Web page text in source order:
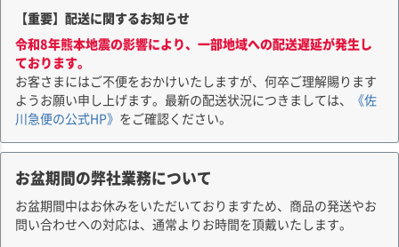
【重要】配送に関するお知らせ
令和8年熊本地震の影響により、一部地域への配送遅延が発生し
ております。
お客さまにはご不便をおかけいたしますが、何卒ご理解賜ります
ようお願い申し上げます。最新の配送状況につきましては、
《佐
川急便の公式HP》 をご確認ください。
お盆期間の弊社業務について
お盆期間中はお休みをいただいておりますため、商品の発送やお
問い合わせへの対応は、通常よりお時間を頂戴いたします。